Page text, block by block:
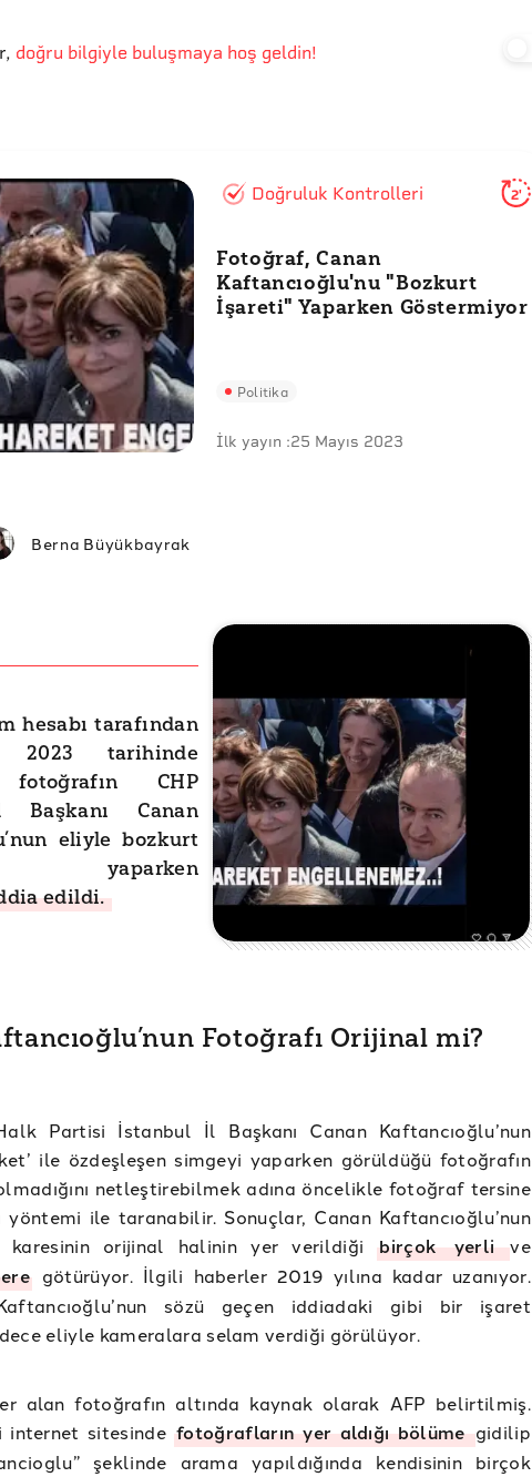
, doğru bilgiyle buluşmaya hoş geldin!
Doğruluk Kontrolleri 2'
Fotoğraf, Canan
Kaftancıoğlu'nu "Bozkurt
İşareti" Yaparken Göstermiyor
Politika
İlk yayın :25 Mayıs 2023
Berna Büyükbayrak
hesabı tarafından
2023 tarihinde
fotoğrafın CHP
Canan
eliyle bozkurt
yaparken
edildi.
Fotoğrafı Orijinal mi?
Partisi İstanbul İl Başkanı Canan Kaftancıoğlu’nun
ile özdeşleşen simgeyi yaparken görüldüğü fotoğrafın
netleştirebilmek adına öncelikle fotoğraf tersine
ile taranabilir. Sonuçlar, Canan Kaftancıoğlu’nun
karesinin orijinal halinin yer verildiğibirçokyerlive
götürüyor. İlgili haberler 2019 yılına kadar uzanıyor.
sözü geçen iddiadaki gibi bir işaret
eliyle kameralara selam verdiği görülüyor.
alan fotoğrafın altında kaynak olarak AFP belirtilmiş.
internet sitesindefotoğrafların yer aldığı bölümegidilip
şeklinde arama yapıldığında kendisinin birçok